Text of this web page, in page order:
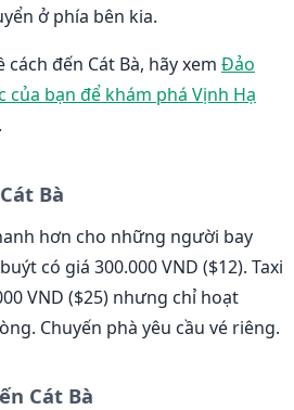
ở phía bên kia.
đến Cát Bà, hãy xem Đảo
của bạn để khám phá Vịnh Hạ
.
Bà
hơn cho những người bay
có giá 300.000 VND ($12). Taxi
VND ($25) nhưng chỉ hoạt
Chuyến phà yêu cầu vé riêng.
Cát Bà